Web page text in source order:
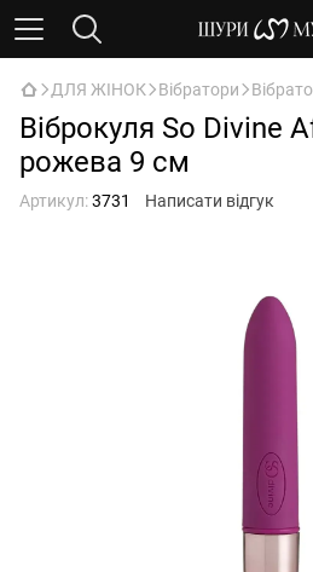
ДЛЯ ЖІНОК Вібратори
Віброкуля So Divine
рожева 9 см
Артикул:3731 Написати відгук